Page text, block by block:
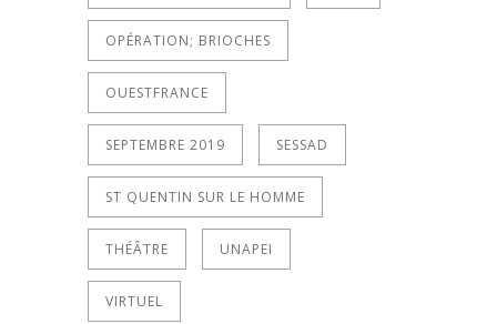
OPÉRATION; BRIOCHES
OUESTFRANCE
SEPTEMBRE 2019 SESSAD
ST QUENTIN SUR LE HOMME
THÉÂTRE UNAPEI
VIRTUEL